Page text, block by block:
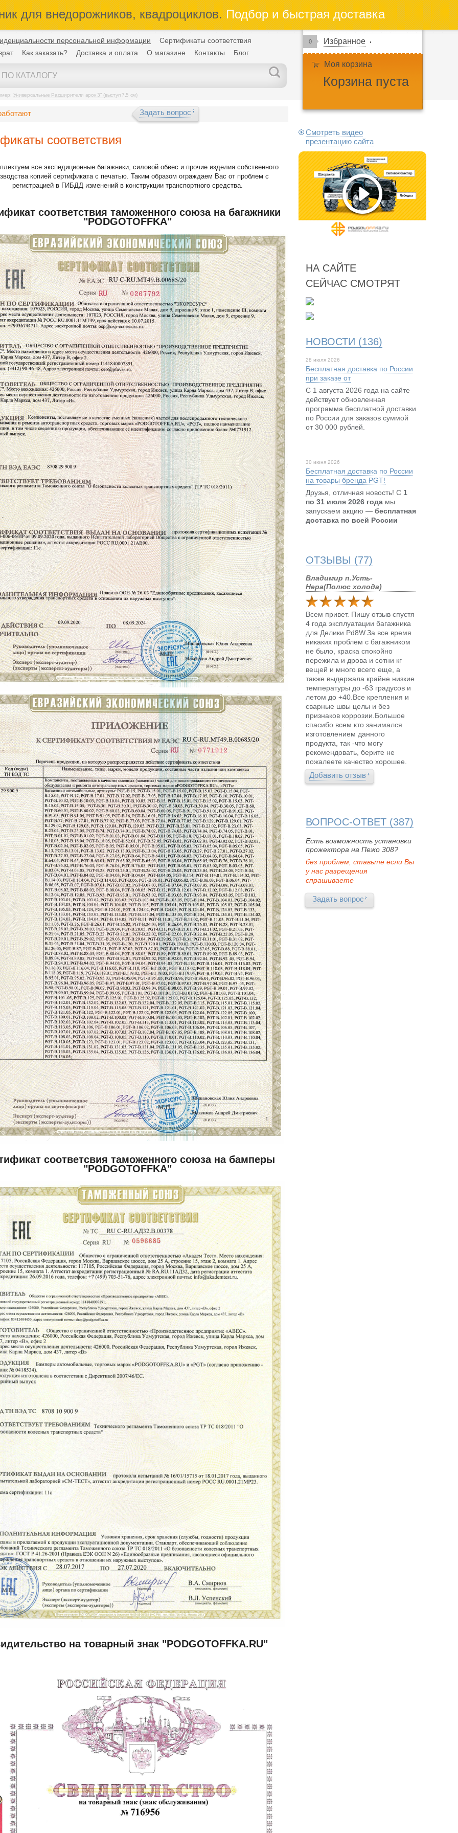
для внедорожников, квадроциклов.Подбор и быстрая доставка
персональной информации
Сертификаты соответствия
Как заказать? Доставка и оплата О магазине Контакты Блог
Универсальные Расширители арок 3" (выступ 7,5 см)
0 Избранное
Моя корзина
Корзина пуста
Задать вопрос
соответствия
все экспедиционные багажники, силовой обвес и прочие изделия собственного
копией сертификата с печатью. Таким образом ограждаем Вас от проблем с
регистрацией в ГИБДД изменений в конструкции транспортного средства.
соответствия таможенного союза на багажники
"PODGOTOFFKA"
соответсвия таможенного союза на бамперы
"PODGOTOFFKA"
на товарный знак "PODGOTOFFKA.RU"
Смотреть видео
презентацию сайта
НА САЙТЕ
СЕЙЧАС СМОТРЯТ
НОВОСТИ (136)
28 июля 2026
Бесплатная доставка по России
при заказе от
С 1 августа 2026 года на сайте
действует обновленная
программа бесплатной доставки
по России для заказов суммой
от 30 000 рублей.
30 июня 2026
Бесплатная доставка по России
на товары бренда PGT!
Друзья, отличная новость! С 1
по 31 июля 2026 года мы
запускаем акцию — бесплатная
доставка по всей России
ОТЗЫВЫ (77)
Владимир п.Усть-
Нера(Полюс холода)
Всем привет. Пишу отзыв спустя
4 года эксплуатации багажника
для Делики Pd8W.За все время
никаких проблем с багажником
не было, краска спокойно
пережила и дрова и сотни кг
вещей и много всего еще, а
также выдержала крайне низкие
температуры до -63 градусов и
летом до +40.Все крепления и
сварные швы целы и без
признаков коррозии.Большое
спасибо всем кто занимался
изготовлением данного
продукта, так -что могу
рекомендовать, берите не
пожалеете качество хорошее.
Добавить отзыв
ВОПРОС-ОТВЕТ (387)
Есть возможность установки
прожектора на Пежо 308?
без проблем, ставьте если Вы
у нас разрещения
спрашиваете
Задать вопрос